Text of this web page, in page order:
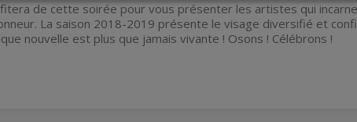
de cette soirée pour vous présenter les artistes qui
La saison 2018-2019 présente le visage diversifié et
nouvelle est plus que jamais vivante ! Osons ! Célébrons !